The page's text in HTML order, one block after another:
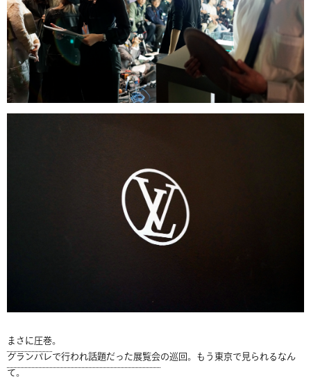
まさに圧巻。
グランパレで行われ話題だった展覧会の巡回。もう東京で見られるなん
て。